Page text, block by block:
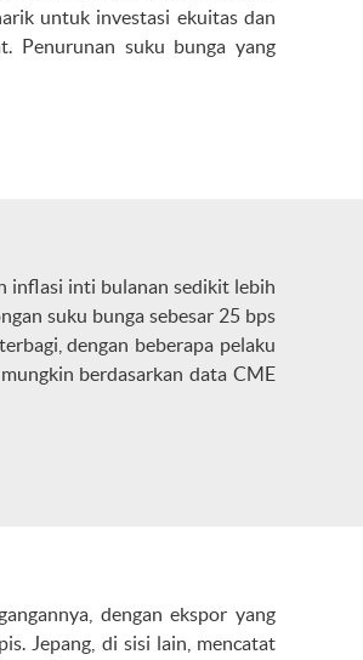
untuk investasi ekuitas dan
Penurunan suku bunga yang
inflasi inti bulanan sedikit lebih
suku bunga sebesar 25 bps
dengan beberapa pelaku
berdasarkan data CME
dengan ekspor yang
Jepang, di sisi lain, mencatat